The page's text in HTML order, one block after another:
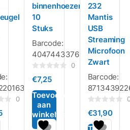
0
binnenhoezen
10
Stuks
Barcode:
4047443376152
0
5
0
€7,25
Toevoegen
aan
winkelwagen
232
Mantis
USB
Streaming
Microfoon
Zwart
Barcode:
0
uit
5
€31,90